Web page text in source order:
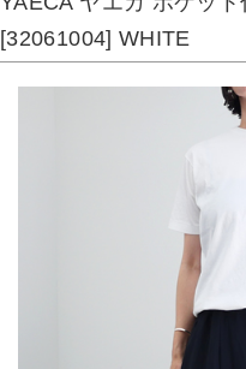
[32061004] WHITE